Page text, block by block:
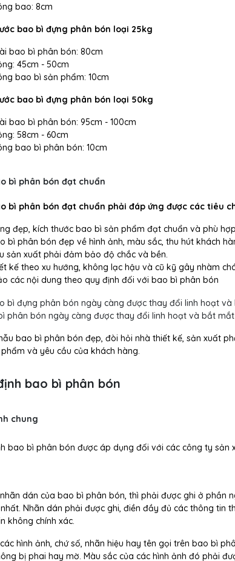
bao: 8cm
bao bì đựng phân bón loại 25kg
bao bì phân bón: 80cm
45cm - 50cm
bao bì sản phẩm: 10cm
bao bì đựng phân bón loại 50kg
bao bì phân bón: 95cm - 100cm
58cm - 60cm
bao bì phân bón: 10cm
bì phân bón đạt chuẩn
bì phân bón đạt chuẩn phải đáp ứng được các tiêu
đẹp, kích thước bao bì sản phẩm đạt chuẩn và phù
bì phân bón đẹp về hình ảnh, màu sắc, thu hút khách
sản xuất phải đảm bảo độ chắc và bền.
kế theo xu hướng, không lạc hậu và cũ kỹ gây nhàm
các nội dung theo quy định đối với bao bì phân bón
phân bón ngày càng được thay đổi linh hoạt và bắt
bao bì phân bón đẹp, đòi hỏi nhà thiết kế, sản xuất
và yêu cầu của khách hàng.
bao bì phân bón
chung
bao bì phân bón được áp dụng đối với các công ty sản
dán của bao bì phân bón, thì phải được ghi ở phần
Nhãn dán phải được ghi, điền đầy đủ các thông tin
không chính xác.
hình ảnh, chứ số, nhãn hiệu hay tên gọi trên bao bì
bị phai hay mờ. Màu sắc của các hình ảnh đó phải